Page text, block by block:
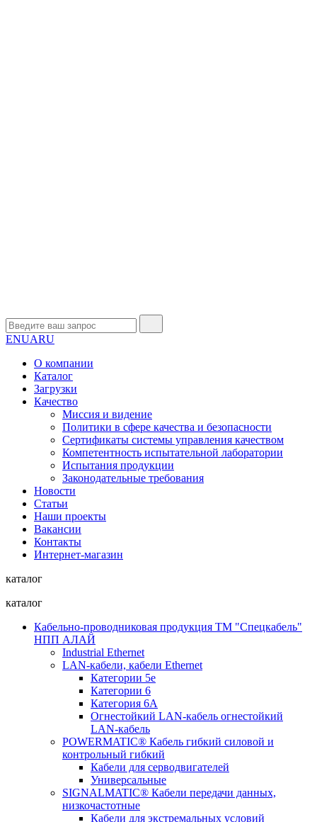
ENUARU
О компании
Каталог
Загрузки
Качество
Миссия и видение
Политики в сфере качества и безопасности
Сертификаты системы управления качеством
Компетентность испытательной лаборатории
Испытания продукции
Законодательные требования
Новости
Статьи
Наши проекты
Вакансии
Контакты
Интернет-магазин
каталог
каталог
Кабельно-проводниковая продукция ТМ "Спецкабель"
НПП АЛАЙ
Industrial Ethernet
LAN-кабели, кабели Ethernet
Категории 5е
Категории 6
Категория 6А
Огнестойкий LAN-кабель огнестойкий
LAN-кабель
POWERMATIC® Кабель гибкий силовой и
контрольный гибкий
Кабели для серводвигателей
Универсальные
SIGNALMATIC® Кабели передачи данных,
низкочастотные
Кабели для экстремальных условий